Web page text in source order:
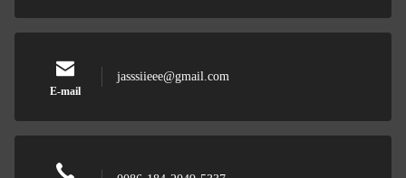
E-mail
jasssiieee@gmail.com